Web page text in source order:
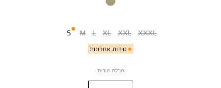
S
מידות אחרונות
M L XL XXL XXXL
טבלת מידות